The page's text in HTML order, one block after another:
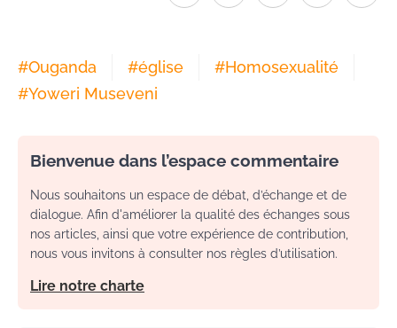
#Ouganda #église #Homosexualité
#Yoweri Museveni
Bienvenue dans l’espace commentaire
Nous souhaitons un espace de débat, d’échange et de
dialogue. Afin d'améliorer la qualité des échanges sous
nos articles, ainsi que votre expérience de contribution,
nous vous invitons à consulter nos règles d’utilisation.
Lire notre charte